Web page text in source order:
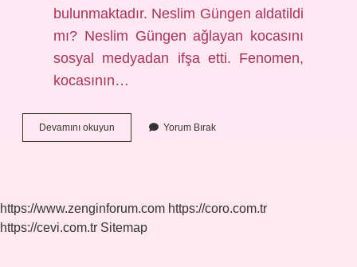
bulunmaktadır. Neslim Güngen aldatildi
mı? Neslim Güngen ağlayan kocasını
sosyal medyadan ifşa etti. Fenomen,
kocasının…
Devamını okuyun
Güngen
Yorum Bırak
https://www.zenginforum.com https://coro.com.tr
https://cevi.com.tr Sitemap